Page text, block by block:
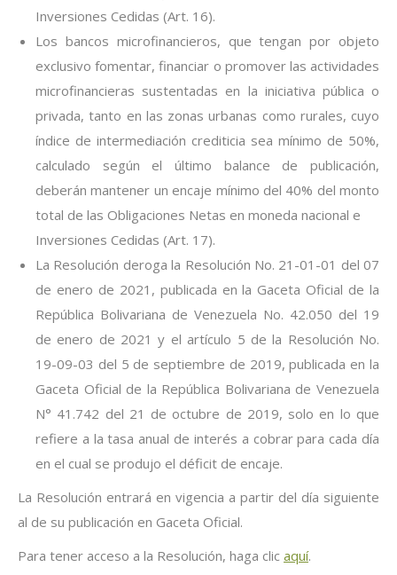
Inversiones Cedidas (Art. 16).
Los bancos microfinancieros, que tengan por objeto
exclusivo fomentar, financiar o promover las actividades
microfinancieras sustentadas en la iniciativa pública o
privada, tanto en las zonas urbanas como rurales, cuyo
índice de intermediación crediticia sea mínimo de 50%,
calculado según el último balance de publicación,
deberán mantener un encaje mínimo del 40% del monto
total de las Obligaciones Netas en moneda nacional e
Inversiones Cedidas (Art. 17).
La Resolución deroga la Resolución No. 21-01-01 del 07
de enero de 2021, publicada en la Gaceta Oficial de la
República Bolivariana de Venezuela No. 42.050 del 19
de enero de 2021 y el artículo 5 de la Resolución No.
19-09-03 del 5 de septiembre de 2019, publicada en la
Gaceta Oficial de la República Bolivariana de Venezuela
N° 41.742 del 21 de octubre de 2019, solo en lo que
refiere a la tasa anual de interés a cobrar para cada día
en el cual se produjo el déficit de encaje.
La Resolución entrará en vigencia a partir del día siguiente
al de su publicación en Gaceta Oficial.
Para tener acceso a la Resolución, haga clic aquí.